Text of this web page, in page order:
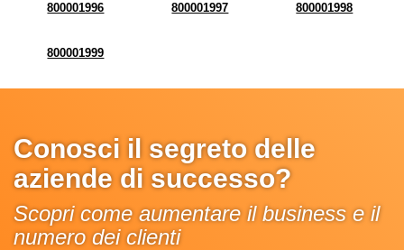
800001996 800001997 800001998
800001999
Conosci il segreto delle
aziende di successo?
Scopri come aumentare il business e il
numero dei clienti